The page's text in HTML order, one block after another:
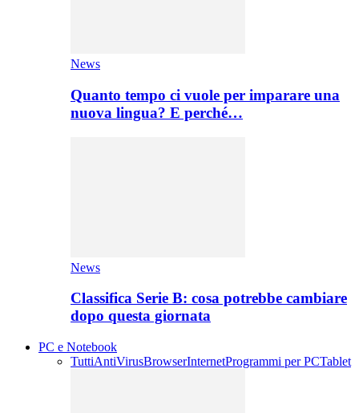
News
Quanto tempo ci vuole per imparare una
nuova lingua? E perché…
News
Classifica Serie B: cosa potrebbe cambiare
dopo questa giornata
PC e Notebook
TuttiAntiVirusBrowserInternetProgrammi per PCTablet